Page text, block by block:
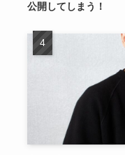
公開してしまう！